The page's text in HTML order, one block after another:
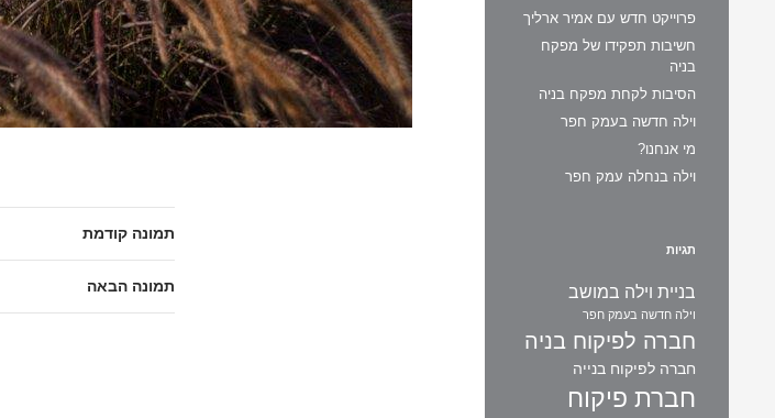
תמונה קודמת
תמונה הבאה
פרוייקט חדש עם אמיר ארליך
חשיבות תפקידו של מפקח
בניה
הסיבות לקחת מפקח בניה
וילה חדשה בעמק חפר
מי אנחנו?
וילה בנחלה עמק חפר
תגיות
בניית וילה במושב
וילה חדשה בעמק חפר
חברה לפיקוח בניה
חברה לפיקוח בנייה
חברת פיקוח